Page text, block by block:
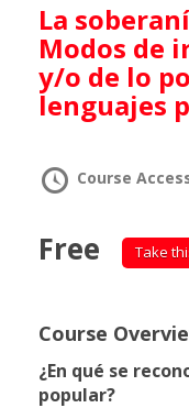
La soberanía del dominado.
Modos de
y/o de lo
lenguajes
Course
Free Take
Course
¿En qué se
popular?